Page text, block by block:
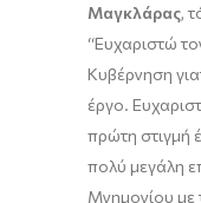
Μαγκλάρας,
“Ευχαριστώ
Κυβέρνηση
έργο.
πρώτη στιγμή
πολύ μεγάλη
Μνημονίου με